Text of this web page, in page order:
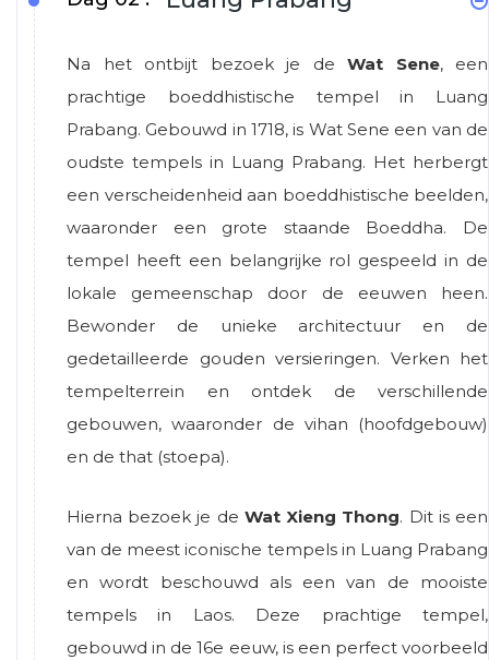
Na het ontbijt bezoek je de Wat Sene, een
prachtige boeddhistische tempel in Luang
Prabang. Gebouwd in 1718, is Wat Sene een van de
oudste tempels in Luang Prabang. Het herbergt
een verscheidenheid aan boeddhistische beelden,
waaronder een grote staande Boeddha. De
tempel heeft een belangrijke rol gespeeld in de
lokale gemeenschap door de eeuwen heen.
Bewonder de unieke architectuur en de
gedetailleerde gouden versieringen. Verken het
tempelterrein en ontdek de verschillende
gebouwen, waaronder de vihan (hoofdgebouw)
en de that (stoepa).
Hierna bezoek je de Wat Xieng Thong. Dit is een
van de meest iconische tempels in Luang Prabang
en wordt beschouwd als een van de mooiste
tempels in Laos. Deze prachtige tempel,
gebouwd in de 16e eeuw, is een perfect voorbeeld